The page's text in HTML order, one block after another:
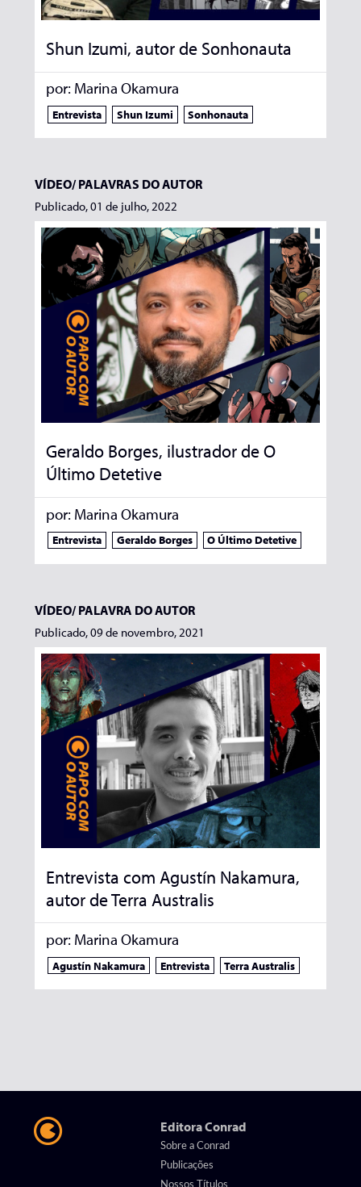
Shun Izumi, autor de Sonhonauta
por: Marina Okamura
Entrevista Shun Izumi Sonhonauta
VÍDEO/PALAVRAS DO AUTOR
Publicado, 01 de julho, 2022
Geraldo Borges, ilustrador de O
Último Detetive
por: Marina Okamura
Entrevista Geraldo Borges O Último Detetive
VÍDEO/PALAVRA DO AUTOR
Publicado, 09 de novembro, 2021
Entrevista com Agustín Nakamura,
autor de Terra Australis
por: Marina Okamura
Agustín Nakamura Entrevista Terra Australis
Editora Conrad
Sobre a Conrad
Publicações
Nossos Títulos